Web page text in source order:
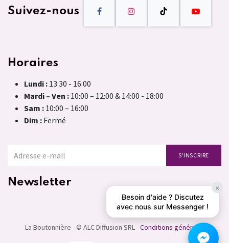
Suivez-nous
Horaires
Lundi : 13:30 - 16:00
Mardi – Ven : 10:00 – 12:00 & 14:00 - 18:00
Sam : 10:00 – 16:00
Dim : Fermé
S'INSCRIRE
Newsletter ×
Besoin d'aide ? Discutez
avec nous sur Messenger !
La Boutonnière - © ALC Diffusion SRL -Conditions générales